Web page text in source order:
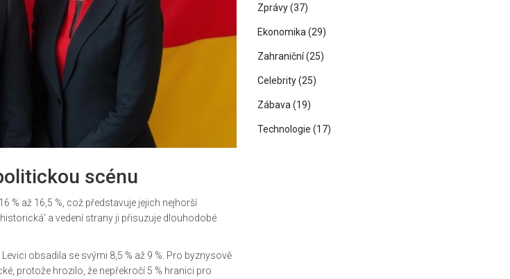
scénu
% až 16,5 %, což představuje jejich nejhorší
a vedení strany ji přisuzuje dlouhodobé
obsadila se svými 8,5 % až 9 %. Pro byznysově
protože hrozilo, že nepřekročí 5 % hranici pro
Zprávy(37)
Ekonomika (29)
Zahraniční(25)
Celebrity(25)
Zábava (19)
Technologie (17)